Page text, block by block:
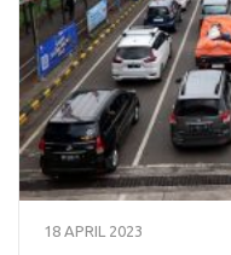
18 APRIL 2023